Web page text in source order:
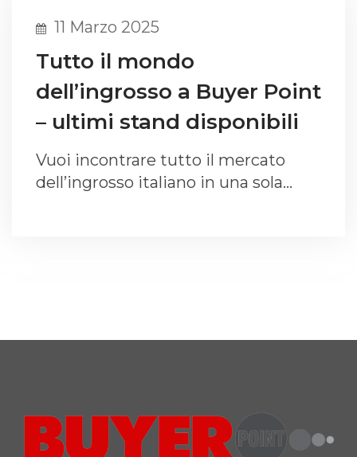
11 Marzo 2025
Tutto il mondo
dell’ingrosso a Buyer Point
– ultimi stand disponibili
Vuoi incontrare tutto il mercato
dell’ingrosso italiano in una sola…